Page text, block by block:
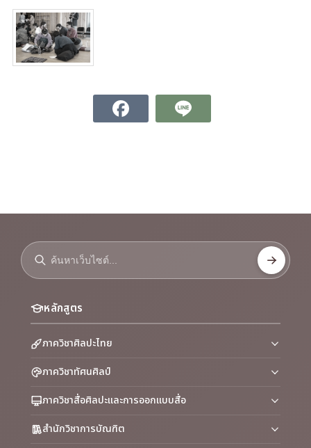
หลักสูตร
ภาควิชาศิลปะไทย
ภาควิชาทัศนศิลป์
ภาควิชาสื่อศิลปะและการออกแบบสื่อ
สำนักวิชาการบัณฑิต